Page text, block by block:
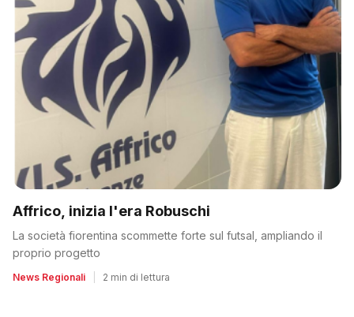
Affrico, inizia l'era Robuschi
La società fiorentina scommette forte sul futsal, ampliando il
proprio progetto
News Regionali 2 min di lettura